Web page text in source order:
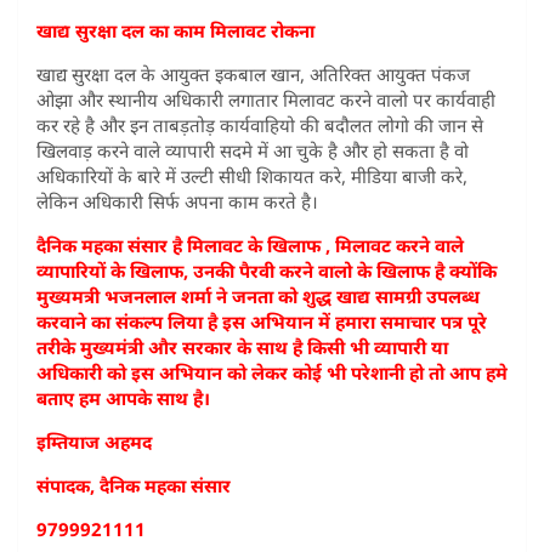
खाद्य सुरक्षा दल का काम मिलावट रोकना
खाद्य सुरक्षा दल के आयुक्त इकबाल खान, अतिरिक्त आयुक्त पंकज
ओझा और स्थानीय अधिकारी लगातार मिलावट करने वालो पर कार्यवाही
कर रहे है और इन ताबड़तोड़ कार्यवाहियो की बदौलत लोगो की जान से
खिलवाड़ करने वाले व्यापारी सदमे में आ चुके है और हो सकता है वो
अधिकारियों के बारे में उल्टी सीधी शिकायत करे, मीडिया बाजी करे,
लेकिन अधिकारी सिर्फ अपना काम करते है।
दैनिक महका संसार है मिलावट के खिलाफ , मिलावट करने वाले
व्यापारियों के खिलाफ, उनकी पैरवी करने वालो के खिलाफ है क्योंकि
मुख्यमत्री भजनलाल शर्मा ने जनता को शुद्ध खाद्य सामग्री उपलब्ध
करवाने का संकल्प लिया है इस अभियान में हमारा समाचार पत्र पूरे
तरीके मुख्यमंत्री और सरकार के साथ है किसी भी व्यापारी या
अधिकारी को इस अभियान को लेकर कोई भी परेशानी हो तो आप हमे
बताए हम आपके साथ है।
इम्तियाज अहमद
संपादक, दैनिक महका संसार
9799921111